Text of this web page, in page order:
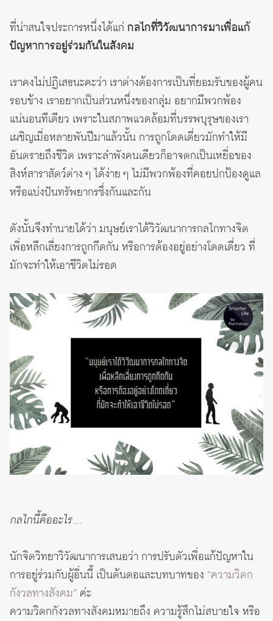
ที่น่าสนใจประการหนึ่งได้แก่ กลไกที่วิวัฒนาการมาเพื่อแก้
ปัญหาการอยู่ร่วมกันในสังคม
เราคงไม่ปฏิเสธนะคะว่า เราต่างต้องการเป็นที่ยอมรับของผู้คน
รอบข้าง เราอยากเป็นส่วนหนึ่งของกลุ่ม อยากมีพวกพ้อง
แน่นอนทีเดียว เพราะในสภาพแวดล้อมที่บรรพบุรุษของเรา
เผชิญเมื่อหลายพันปีมาแล้วนั้น การถูกโดดเดี่ยวมักทำให้มี
อันตรายถึงชีวิต เพราะลำพังคนเดียวก็อาจตกเป็นเหยื่อของ
สิงห์สาราสัตว์ต่าง ๆ ได้ง่าย ๆ ไม่มีพวกพ้องที่คอยปกป้องดูแล
หรือแบ่งปันทรัพยากรซึ่งกันและกัน
ดังนั้นจึงทำนายได้ว่า มนุษย์เราได้วิวัฒนาการกลไกทางจิต
เพื่อหลีกเลี่ยงการถูกกีดกัน หรือการต้องอยู่อย่างโดดเดี่ยว ที่
มักจะทำให้เอาชีวิตไม่รอด
กลไกนี้คืออะไร…
นักจิตวิทยาวิวัฒนาการเสนอว่า การปรับตัวเพื่อแก้ปัญหาใน
การอยู่ร่วมกับผู้อื่นนี้ เป็นต้นตอและบทบาทของ “ความวิตก
กังวลทางสังคม” ค่ะ
ความวิตกกังวลทางสังคมหมายถึง ความรู้สึกไม่สบายใจ หรือ